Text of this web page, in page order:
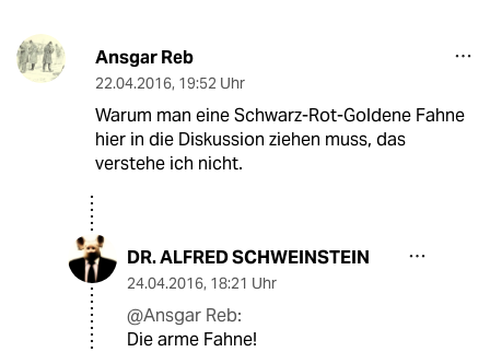
Ansgar Reb
22.04.2016, 19:52 Uhr
Warum man eine Schwarz-Rot-Goldene Fahne
hier in die Diskussion ziehen muss, das
verstehe ich nicht.
DR. ALFRED SCHWEINSTEIN
24.04.2016, 18:21 Uhr
@Ansgar Reb:
Die arme Fahne!